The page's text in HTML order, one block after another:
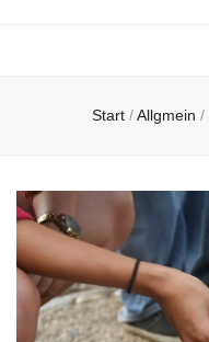
Start /Allgmein /